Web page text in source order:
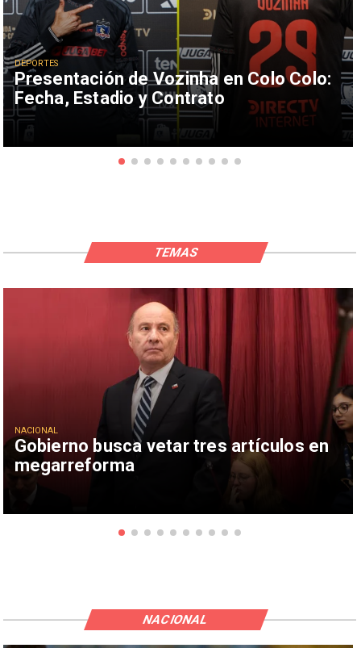
Presentación de Vozinha en Colo Colo:
Fecha, Estadio y Contrato
DEPORTES
Gobierno busca vetar tres artículos en
megarreforma
NACIONAL
TEMAS
NACIONAL